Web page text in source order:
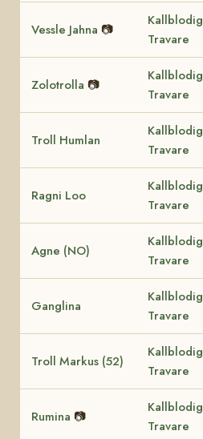
Vessle Jahna 📷
Kallblodig
Travare
Zolotrolla 📷
Kallblodig
Travare
Troll Humlan
Kallblodig
Travare
Ragni Loo
Kallblodig
Travare
Agne (NO)
Kallblodig
Travare
Ganglina
Kallblodig
Travare
Troll Markus (52)
Kallblodig
Travare
Rumina 📷
Kallblodig
Travare